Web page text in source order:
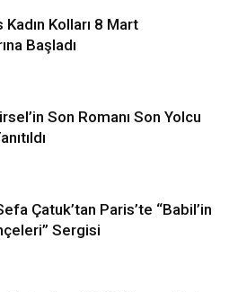
Kadın Kolları 8 Mart
Başladı
Son Romanı Son Yolcu
Çatuk’tan Paris’te “Babil’in
Sergisi